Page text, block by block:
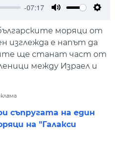
-07:17
моряци от
изглежда е напът да
ще станат част от
между Израел и
съпругата на един
на "Галакси